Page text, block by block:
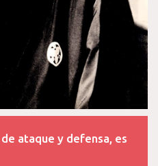
ataque y defensa, es